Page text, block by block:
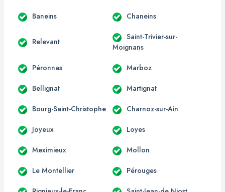
Baneins Chaneins
Relevant
Saint-Trivier-sur-
Moignans
Péronnas Marboz
Bellignat Martignat
Bourg-Saint-Christophe Charnoz-sur-Ain
Joyeux Loyes
Meximieux Mollon
Le Montellier Pérouges